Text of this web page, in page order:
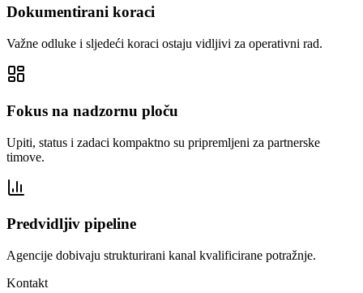
Dokumentirani koraci
Važne odluke i sljedeći koraci ostaju vidljivi za operativni rad.
Fokus na nadzornu ploču
Upiti, status i zadaci kompaktno su pripremljeni za partnerske
timove.
Predvidljiv pipeline
Agencije dobivaju strukturirani kanal kvalificirane potražnje.
Kontakt